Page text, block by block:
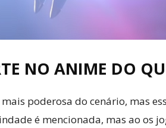
NO ANIME DO
poderosa do cenário, mas
é mencionada, mas ao os